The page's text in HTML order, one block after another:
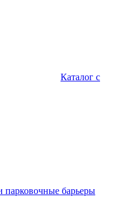
Каталог с
парковочные барьеры